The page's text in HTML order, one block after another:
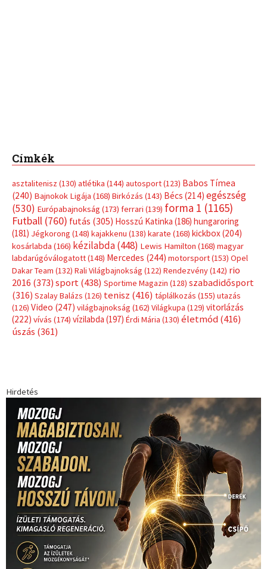
Címkék
(181)Jégkorong(148)kajakkenu(138)karate(168)kickbox(204)
kosárlabda(166) Lewis Hamilton(168)
magyar
labdarúgóválogatott(148)Mercedes (244) motorsport(153)
Opel
Dakar Team(132)Rali Világbajnokság (122) Rendezvény(142)
rio
2016(373)sport Sportime Magazin(128)szabadidősport
(316) Szalay Balázs(126) tenisz(416) táplálkozás(155)utazás
(126)Video(247)világbajnokság (162) Világkupa(129)
vitorlázás
(222) vívás(174) (197) Érdi Mária(130)életmód(416)
úszás(361)
Hirdetés